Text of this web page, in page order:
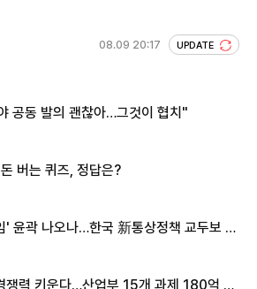
08.09 20:17 UPDATE
공동 발의 괜찮아…그것이 협치"
버는 퀴즈, 정답은?
' 윤곽 나오나…한국 新통상정책 교두보 활
쟁력 키운다…산업부 15개 과제 180억 지